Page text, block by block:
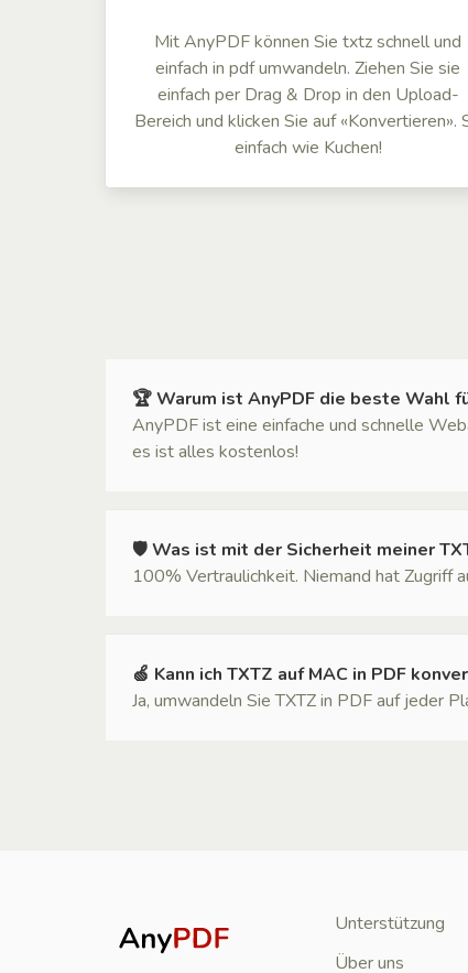
Mit AnyPDF können Sie txtz schnell und
einfach in pdf umwandeln. Ziehen Sie sie
einfach per Drag & Drop in den Upload-
Bereich und klicken Sie auf «Konvertieren».
einfach wie Kuchen!
🏆 Warum ist AnyPDF die beste Wahl
AnyPDF ist eine einfache und schnelle
es ist alles kostenlos!
🛡 Was ist mit der Sicherheit meiner
100% Vertraulichkeit. Niemand hat Zugriff
🍏 Kann ich TXTZ auf MAC in PDF
Ja, umwandeln Sie TXTZ in PDF auf jeder
Unterstützung
Über uns